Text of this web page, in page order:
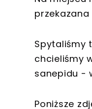
Spytaliśmy
chcieliśmy
sanepidu -
Poniższe